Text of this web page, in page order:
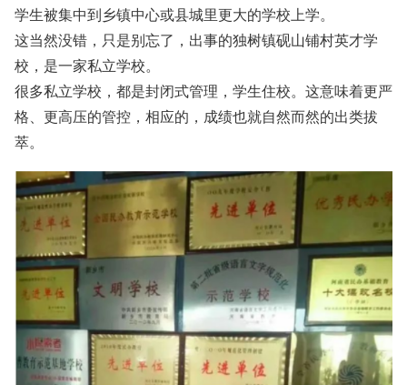
学生被集中到乡镇中心或县城里更大的学校上学。
这当然没错，只是别忘了，出事的独树镇砚山铺村英才学
校，是一家私立学校。
很多私立学校，都是封闭式管理，学生住校。这意味着更严
格、更高压的管控，相应的，成绩也就自然而然的出类拔
萃。